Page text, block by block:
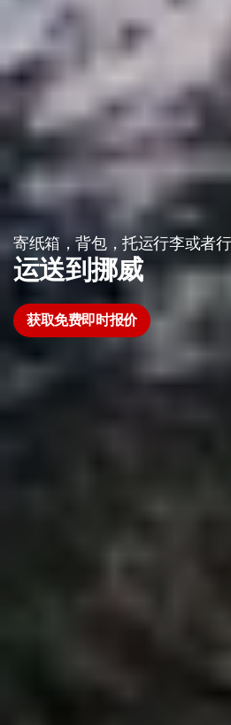
寄纸箱，背包，托运行李或者
运送到挪威
获取免费即时报价